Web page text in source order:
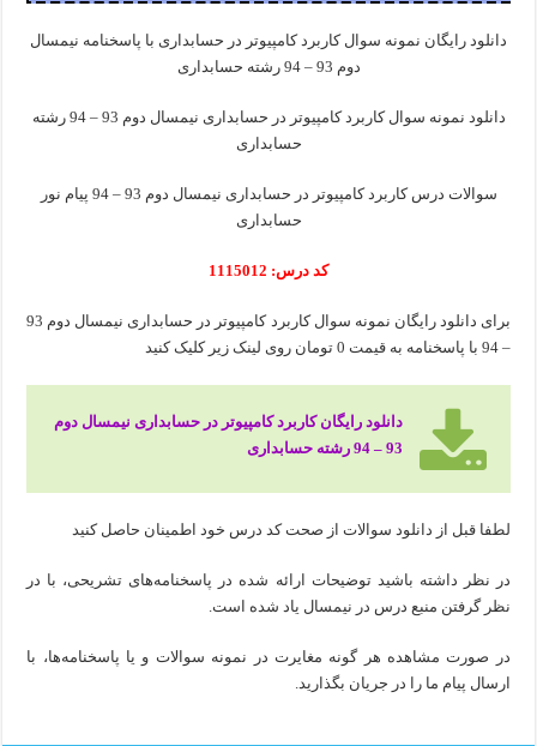
دانلود رایگان نمونه سوال کاربرد کامپیوتر در حسابداری با پاسخنامه نیمسال
دوم 93 – 94 رشته حسابداری
دانلود نمونه سوال کاربرد کامپیوتر در حسابداری نیمسال دوم 93 – 94 رشته
حسابداری
سوالات درس کاربرد کامپیوتر در حسابداری نیمسال دوم 93 – 94 پیام نور
حسابداری
کد درس: 1115012
برای دانلود رایگان نمونه سوال کاربرد کامپیوتر در حسابداری نیمسال دوم 93
– 94 با پاسخنامه به قیمت 0 تومان روی لینک زیر کلیک کنید
دانلود رایگان کاربرد کامپیوتر در حسابداری نیمسال دوم
93 – 94 رشته حسابداری
لطفا قبل از دانلود سوالات از صحت کد درس خود اطمینان حاصل کنید
در نظر داشته باشید توضیحات ارائه شده در پاسخنامه‌های تشریحی، با در
نظر گرفتن منبع درس در نیمسال یاد شده است.
در صورت مشاهده هر گونه مغایرت در نمونه سوالات و یا پاسخنامه‌ها، با
ارسال پیام ما را در جریان بگذارید.